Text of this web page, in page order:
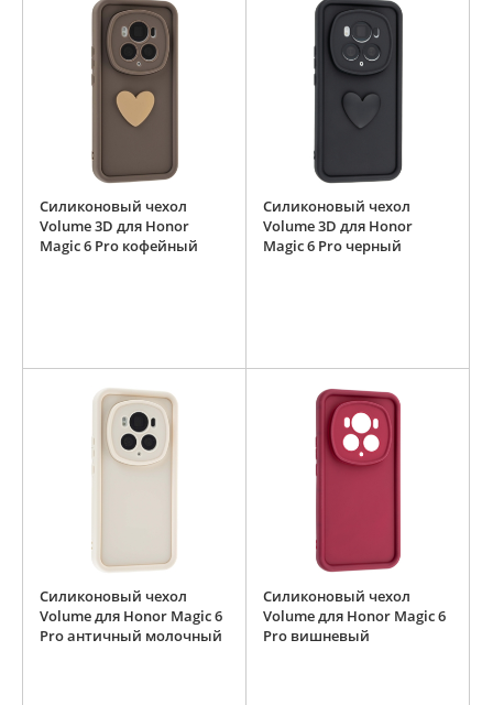
Силиконовый чехол
Volume 3D для Honor
Magic 6 Pro кофейный
Силиконовый чехол
Volume 3D для Honor
Magic 6 Pro черный
Силиконовый чехол
Volume для Honor Magic 6
Pro античный молочный
Силиконовый чехол
Volume для Honor Magic 6
Pro вишневый